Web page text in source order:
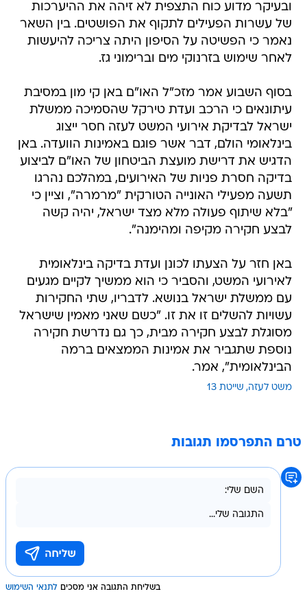
ובעיקר מדוע כוח התצפית לא זיהה את ההיערכות
של עשרות הפעילים לתקוף את הפושטים. בין השאר
נאמר כי הפשיטה על הסיפון היתה צריכה להיעשות
לאחר שימוש בזרנוקי מים וברימוני גז.
בסוף השבוע אמר מזכ"ל האו"ם באן קי מון במסיבת
עיתונאים כי הרכב ועדת טירקל שהסמיכה ממשלת
ישראל לבדיקת אירועי המשט לעזה חסר ייצוג
בינלאומי הולם, דבר אשר פוגם באמינות הוועדה. באן
הדגיש את דרישת מועצת הביטחון של האו"ם לביצוע
בדיקה חסרת פניות של האירועים, במהלכם נהרגו
תשעה מפעילי האונייה הטורקית "מרמרה", וציין כי
"בלא שיתוף פעולה מלא מצד ישראל, יהיה קשה
לבצע חקירה מקיפה ומהימנה".
באן חזר על הצעתו לכונן ועדת בדיקה בינלאומית
לאירועי המשט, והסביר כי הוא ממשיך לקיים מגעים
עם ממשלת ישראל בנושא. לדבריו, שתי החקירות
עשויות להשלים זו את זו. "כשם שאני מאמין שישראל
מסוגלת לבצע חקירה מבית, כך גם נדרשת חקירה
נוספת שתגביר את אמינות הממצאים ברמה
הבינלאומית", אמר.
משט לעזה שייטת 13
טרם התפרסמו תגובות
בשליחת התגובה אני מסכים לתנאי השימוש